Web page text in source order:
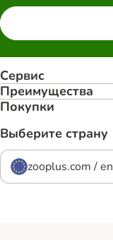
Сервис
Преимуществa
Покупки
Выберите страну
zooplus.com / en